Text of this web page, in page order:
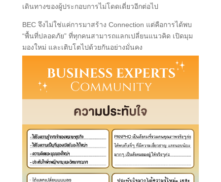
เดินทางของผู้ประกอบการไม่โดดเดี่ยวอีกต่อไป
BEC จึงไม่ใช่แค่การมาสร้าง Connection แต่คือการได้พบ
“พื้นที่ปลอดภัย” ที่ทุกคนสามารถแลกเปลี่ยนแนวคิด เปิดมุม
มองใหม่ และเติบโตไปด้วยกันอย่างมั่นคง